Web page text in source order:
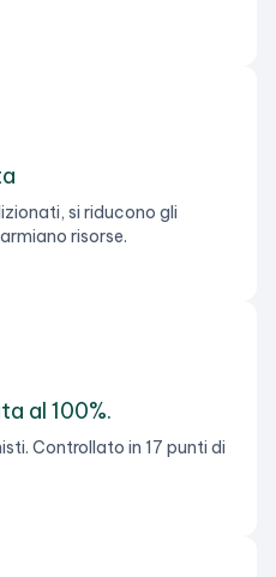
si riducono gli
risorse.
al 100%.
Controllato in 17 punti di